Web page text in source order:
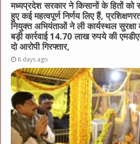
मध्यप्रदेश सरकार ने किसानों के हितों को
हुए कई महत्वपूर्ण निर्णय लिए हैं,
नियुक्त अभियंताओं ने ली कार्यस्थल
बड़ी कार्रवाई 14.70 लाख रुपये की
दो आरोपी गिरफ्तार,
6 days ago